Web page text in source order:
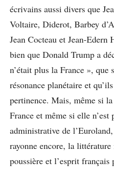
écrivains aussi divers que
Voltaire, Diderot, Barbey
Jean Cocteau et Jean-
bien que Donald Trump a
n’était plus la France », que
résonance planétaire et
pertinence. Mais, même si
France et même si elle n’est
administrative de
rayonne encore, la littérature
poussière et l’esprit